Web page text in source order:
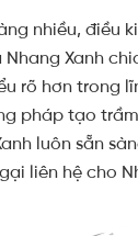
nhiều,
Xanh
rõ hơn trong
pháp tạo
luôn sẵn
liên hệ cho